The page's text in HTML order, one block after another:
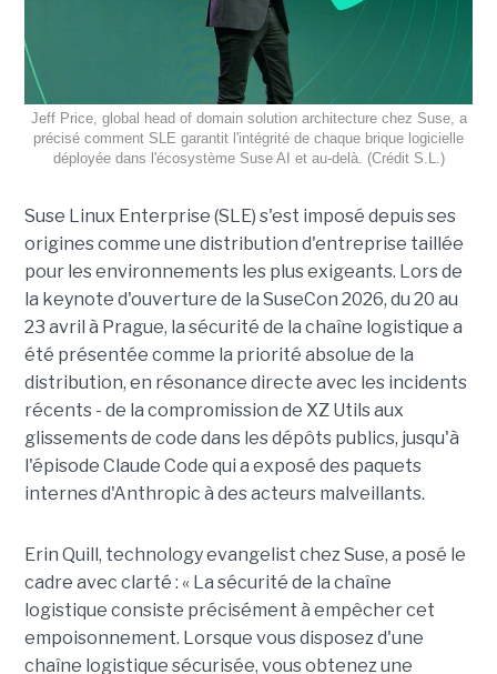
Jeff Price, global head of domain solution architecture chez Suse, a
précisé comment SLE garantit l'intégrité de chaque brique logicielle
déployée dans l'écosystème Suse AI et au-delà. (Crédit S.L.)
Suse Linux Enterprise (SLE) s'est imposé depuis ses
origines comme une distribution d'entreprise taillée
pour les environnements les plus exigeants. Lors de
la keynote d'ouverture de la SuseCon 2026, du 20 au
23 avril à Prague, la sécurité de la chaîne logistique a
été présentée comme la priorité absolue de la
distribution, en résonance directe avec les incidents
récents - de la compromission de XZ Utils aux
glissements de code dans les dépôts publics, jusqu'à
l'épisode Claude Code qui a exposé des paquets
internes d'Anthropic à des acteurs malveillants.
Erin Quill, technology evangelist chez Suse, a posé le
cadre avec clarté : « La sécurité de la chaîne
logistique consiste précisément à empêcher cet
empoisonnement. Lorsque vous disposez d'une
chaîne logistique sécurisée, vous obtenez une